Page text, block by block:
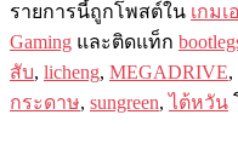
รายการนี​​้ถูกโพสต์ใน เกมเ
Gaming และติดแท็ก
สับ, licheng, MEGADRIVE,
กระดาษ, sungreen, ไต้หวัน